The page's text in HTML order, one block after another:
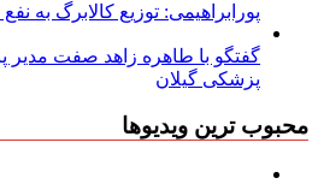
پورابراهیمی: توزیع کالابرگ به
گفتگو با طاهره زاهد صفت مدیر
پزشکی گیلان
محبوب ترین ویدیوها